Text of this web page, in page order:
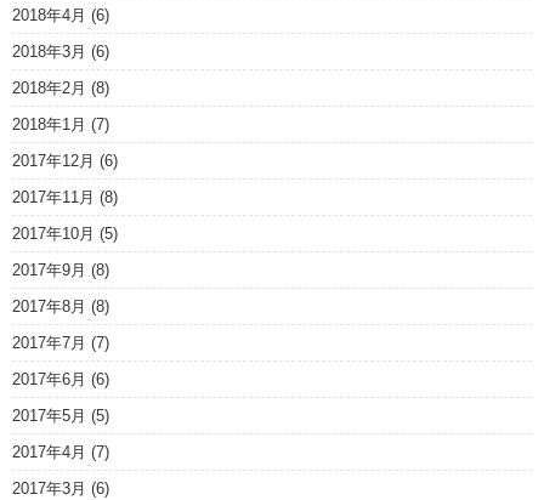
2018年4月 (6)
2018年3月 (6)
2018年2月 (8)
2018年1月 (7)
2017年12月 (6)
2017年11月 (8)
2017年10月 (5)
2017年9月 (8)
2017年8月 (8)
2017年7月 (7)
2017年6月 (6)
2017年5月 (5)
2017年4月 (7)
2017年3月 (6)